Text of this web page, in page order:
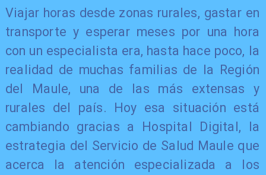
Viajar horas desde zonas rurales, gastar en
transporte y esperar meses por una hora
con un especialista era, hasta hace poco, la
realidad de muchas familias de la Región
del Maule, una de las más extensas y
rurales del país. Hoy esa situación está
cambiando gracias a Hospital Digital, la
estrategia del Servicio de Salud Maule que
acerca la atención especializada a los